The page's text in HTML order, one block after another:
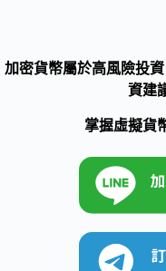
加密貨幣屬於高風險投
資建
掌握虛擬貨